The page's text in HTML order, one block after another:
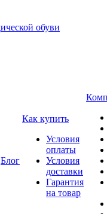
Блог
Как купить
Условия
оплаты
Условия
доставки
Гарантия
на товар